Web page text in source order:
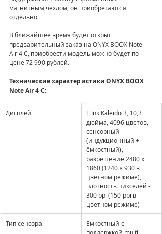
магнитным чехлом, он приобретаются
отдельно.
В ближайшее время будет открыт
предварительный заказ на ONYX BOOX Note
Air 4 С, приобрести модель можно будет по
цене 72 990 рублей.
Технические характеристики ONYX BOOX
Note Air 4 С:
Дисплей
E Ink Kaleido 3, 10,3
дюйма, 4096 цветов,
сенсорный
(индукционный +
ёмкостный),
разрешение 2480 x
1860 (1240 x 930 в
цветном режиме),
плотность пикселей -
300 ppi (150 ppi в
цветном режиме)
Тип сенсора
Емкостный с
поддержкой multi-